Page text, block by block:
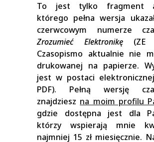
To jest tylko fragment
którego pełna wersja
czerwcowym numerze
Zrozumieć Elektronikę(ZE
Czasopismo aktualnie nie
drukowanej na papierze.
jest w postaci
PDF). Pełną wersję
znajdziesz na moim profilu
gdzie dostępna jest dla
którzy wspierają mnie
najmniej 15 zł miesięcznie.